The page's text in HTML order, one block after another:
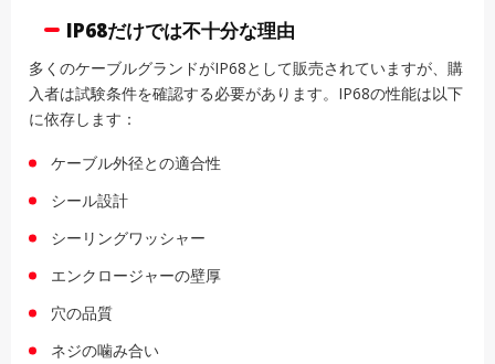
IP68だけでは不十分な理由
多くのケーブルグランドがIP68として販売されていますが、購
入者は試験条件を確認する必要があります。IP68の性能は以下
に依存します：
ケーブル外径との適合性
シール設計
シーリングワッシャー
エンクロージャーの壁厚
穴の品質
ネジの噛み合い